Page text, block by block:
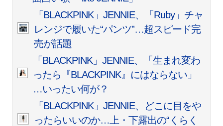
「BLACKPINK」JENNIE、「Ruby」チャ
レンジで履いた“パンツ”…超スピード完
売が話題
「BLACKPINK」JENNIE、「生まれ変わ
ったら『BLACKPINK』にはならない」
…いったい何が？
「BLACKPINK」JENNIE、どこに目をや
ったらいいのか…上・下露出の“くらく